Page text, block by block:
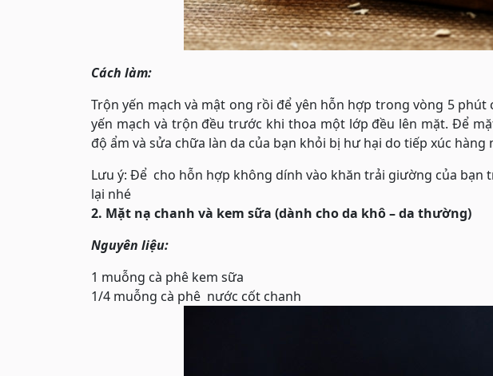
Cách làm:
Trộn yến mạch và mật ong rồi để yên hỗn hợp trong vòng 5 phút
yến mạch và trộn đều trước khi thoa một lớp đều lên mặt. Để
độ ẩm và sửa chữa làn da của bạn khỏi bị hư hại do tiếp xúc hàng
Lưu ý: Để cho hỗn hợp không dính vào khăn trải giường của bạn
lại nhé
2. Mặt nạ chanh và kem sữa (dành cho da khô – da thường)
Nguyên liệu:
1 muỗng cà phê kem sữa
1/4 muỗng cà phê nước cốt chanh